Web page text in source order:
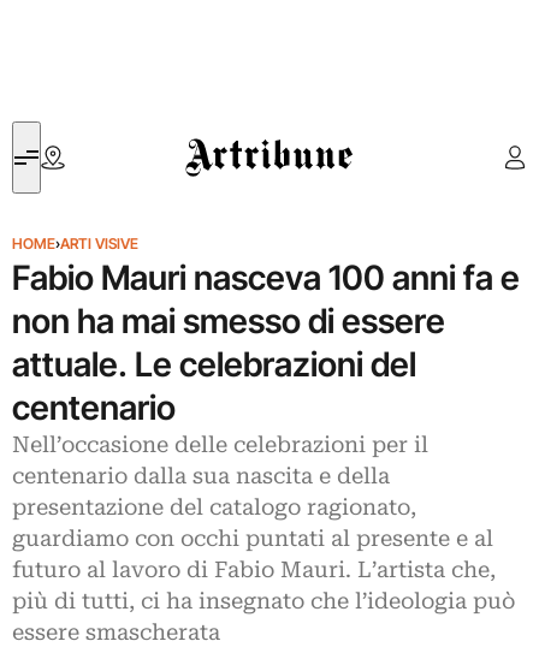
Artribune
HOME›ARTI VISIVE
Fabio Mauri nasceva 100 anni fa e
non ha mai smesso di essere
attuale. Le celebrazioni del
centenario
Nell’occasione delle celebrazioni per il
centenario dalla sua nascita e della
presentazione del catalogo ragionato,
guardiamo con occhi puntati al presente e al
futuro al lavoro di Fabio Mauri. L’artista che,
più di tutti, ci ha insegnato che l’ideologia può
essere smascherata